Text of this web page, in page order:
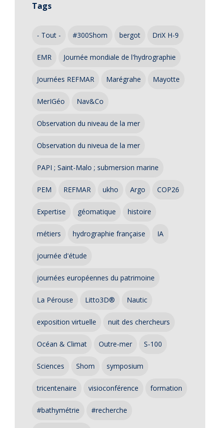
Tags
- Tout - #300Shom bergot DriX H-9
EMR Journée mondiale de l'hydrographie
Journées REFMAR Marégrahe Mayotte
MerIGéo Nav&Co
Observation du niveau de la mer
Observation du niveua de la mer
PAPI ; Saint-Malo ; submersion marine
PEM REFMAR ukho Argo COP26
Expertise géomatique histoire
métiers hydrographie française IA
journée d'étude
journées européennes du patrimoine
La Pérouse Litto3D® Nautic
exposition virtuelle nuit des chercheurs
Océan & Climat Outre-mer S-100
Sciences Shom symposium
tricentenaire visioconférence formation
#bathymétrie #recherche